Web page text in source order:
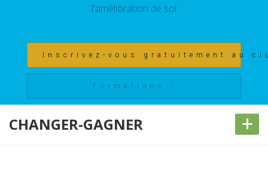
l'amélioration de soi
Inscrivez-vous gratuitement au
Formations !
CHANGER-GAGNER +